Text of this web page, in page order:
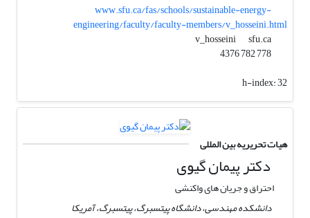
www.sfu.ca/fas/schools/sustainable-energy-
engineering/faculty/faculty-members/v_hosseini.html
v_hosseini
sfu.ca
778 782 4376
h-index:32
هیات تحریریه بین المللی
دکتر پیمان گیوی
احتراق و جریان های واکنشی
دانشکده مهندسی، دانشگاه پیتسبرگ، پیتسبرگ، آمریکا